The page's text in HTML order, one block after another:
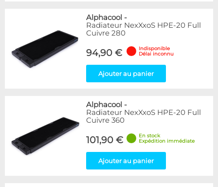
Alphacool -
Radiateur NexXxoS HPE-20 Full
Cuivre 280
94,90 €
Indisponible
Délai inconnu
Ajouter au panier
Alphacool -
Radiateur NexXxoS HPE-20 Full
Cuivre 360
101,90 €
En stock
Expédition immédiate
Ajouter au panier